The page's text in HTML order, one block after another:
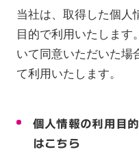
当社は、取得した個人
目的で利用いたします
いて同意いただいた場
て利用いたします。
個人情報の利用目
はこちら